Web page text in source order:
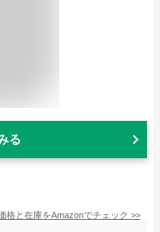
る
格と在庫をAmazonでチェック >>